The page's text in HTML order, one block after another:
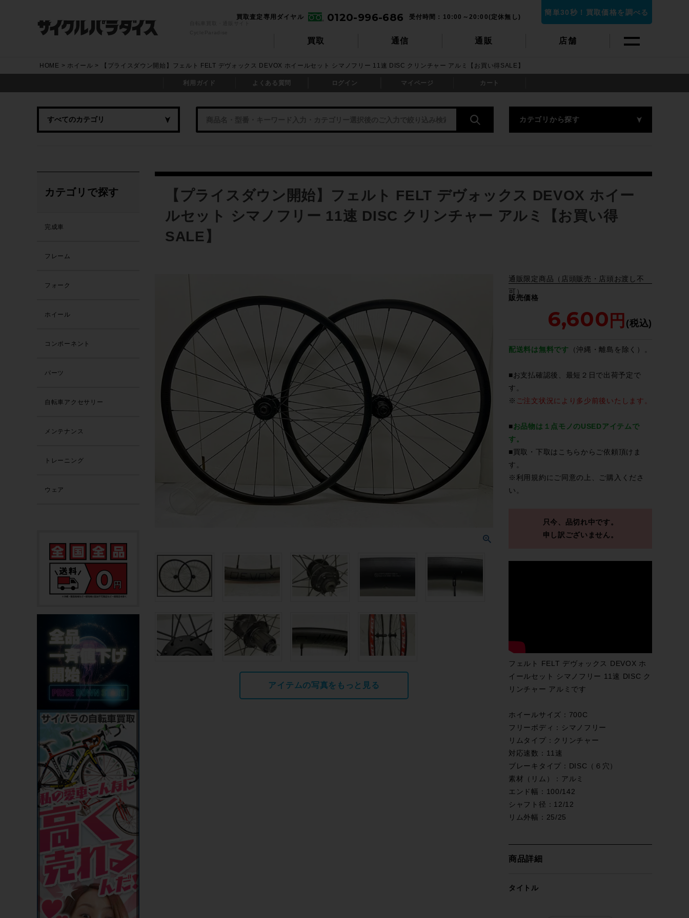
買取 通信 通販 店舗
買取査定専用ダイヤル 0120-996-686 受付時間：10:00～20:00(定休無し)
簡単30秒！買取価格を調べる
HOME ホイール 【プライスダウン開始】フェルト FELT デヴォックス DEVOX ホイールセット シマノフリー 11速 DISC クリンチャー アルミ【お買い得SALE】
利用ガイド よくある質問 ログイン マイページ カート
カテゴリから探す
【プライスダウン開始】フェルト FELT デヴォックス DEVOX ホイー
ルセット シマノフリー 11速 DISC クリンチャー アルミ【お買い得
SALE】
アイテムの写真をもっと見る
販売価格
6,600
通販限定商品（店頭販売・店頭お渡し不
可）
配送料は無料です （沖縄・離島を除く）。
■お支払確認後、最短２日で出荷予定で
す。
※ ご注文状況により多少前後いたします。
■お品物は１点モノのUSEDアイテムで
す。
■買取・下取は こちら からご依頼頂けま
す。
※利用規約にご同意の上、ご購入くださ
い。
只今、品切れ中です。
申し訳ございません。
フェルト FELT デヴォックス DEVOX ホ
イールセット シマノフリー 11速 DISC ク
リンチャー アルミです
ホイールサイズ：700C
フリーボディ：シマノフリー
リムタイプ：クリンチャー
対応速数：11速
ブレーキタイプ：DISC（６穴）
素材（リム）：アルミ
エンド幅：100/142
シャフト径：12/12
リム外幅：25/25
商品詳細
タイトル
カテゴリで探す
完成車
フレーム
フォーク
ホイール
コンポーネント
パーツ
自転車アクセサリー
メンテナンス
トレーニング
ウェア